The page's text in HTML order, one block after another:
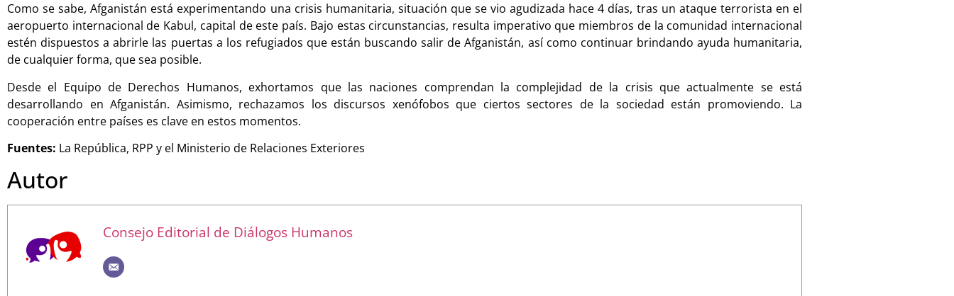
Como se sabe, Afganistán está experimentando una crisis humanitaria, situación que se vio agudizada hace 4 días, tras un ataque terrorista en el
aeropuerto internacional de Kabul, capital de este país. Bajo estas circunstancias, resulta imperativo que miembros de la comunidad internacional
estén dispuestos a abrirle las puertas a los refugiados que están buscando salir de Afganistán, así como continuar brindando ayuda humanitaria,
de cualquier forma, que sea posible.
Desde el Equipo de Derechos Humanos, exhortamos que las naciones comprendan la complejidad de la crisis que actualmente se está
desarrollando en Afganistán. Asimismo, rechazamos los discursos xenófobos que ciertos sectores de la sociedad están promoviendo. La
cooperación entre países es clave en estos momentos.
Fuentes: La República, RPP y el Ministerio de Relaciones Exteriores
Autor
Consejo Editorial de Diálogos Humanos